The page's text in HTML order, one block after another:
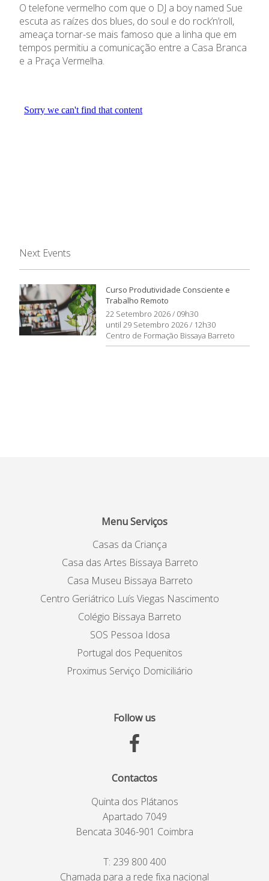
O telefone vermelho com que o DJ a boy named Sue
escuta as raízes dos blues, do soul e do rock’n’roll,
ameaça tornar-se mais famoso que a linha que em
tempos permitiu a comunicação entre a Casa Branca
e a Praça Vermelha.
Next Events
Curso Produtividade Consciente e
Trabalho Remoto
22 Setembro 2026 / 09h30
until 29 Setembro 2026 / 12h30
Centro de Formação Bissaya Barreto
Menu Serviços
Casas da Criança
Casa das Artes Bissaya Barreto
Casa Museu Bissaya Barreto
Centro Geriátrico Luís Viegas Nascimento
Colégio Bissaya Barreto
SOS Pessoa Idosa
Portugal dos Pequenitos
Proximus Serviço Domiciliário
Follow us
Contactos
Quinta dos Plátanos
Apartado 7049
Bencata 3046-901 Coimbra
T: 239 800 400
Chamada para a rede fixa nacional